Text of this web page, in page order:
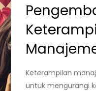
Keterampilan
untuk mengurangi